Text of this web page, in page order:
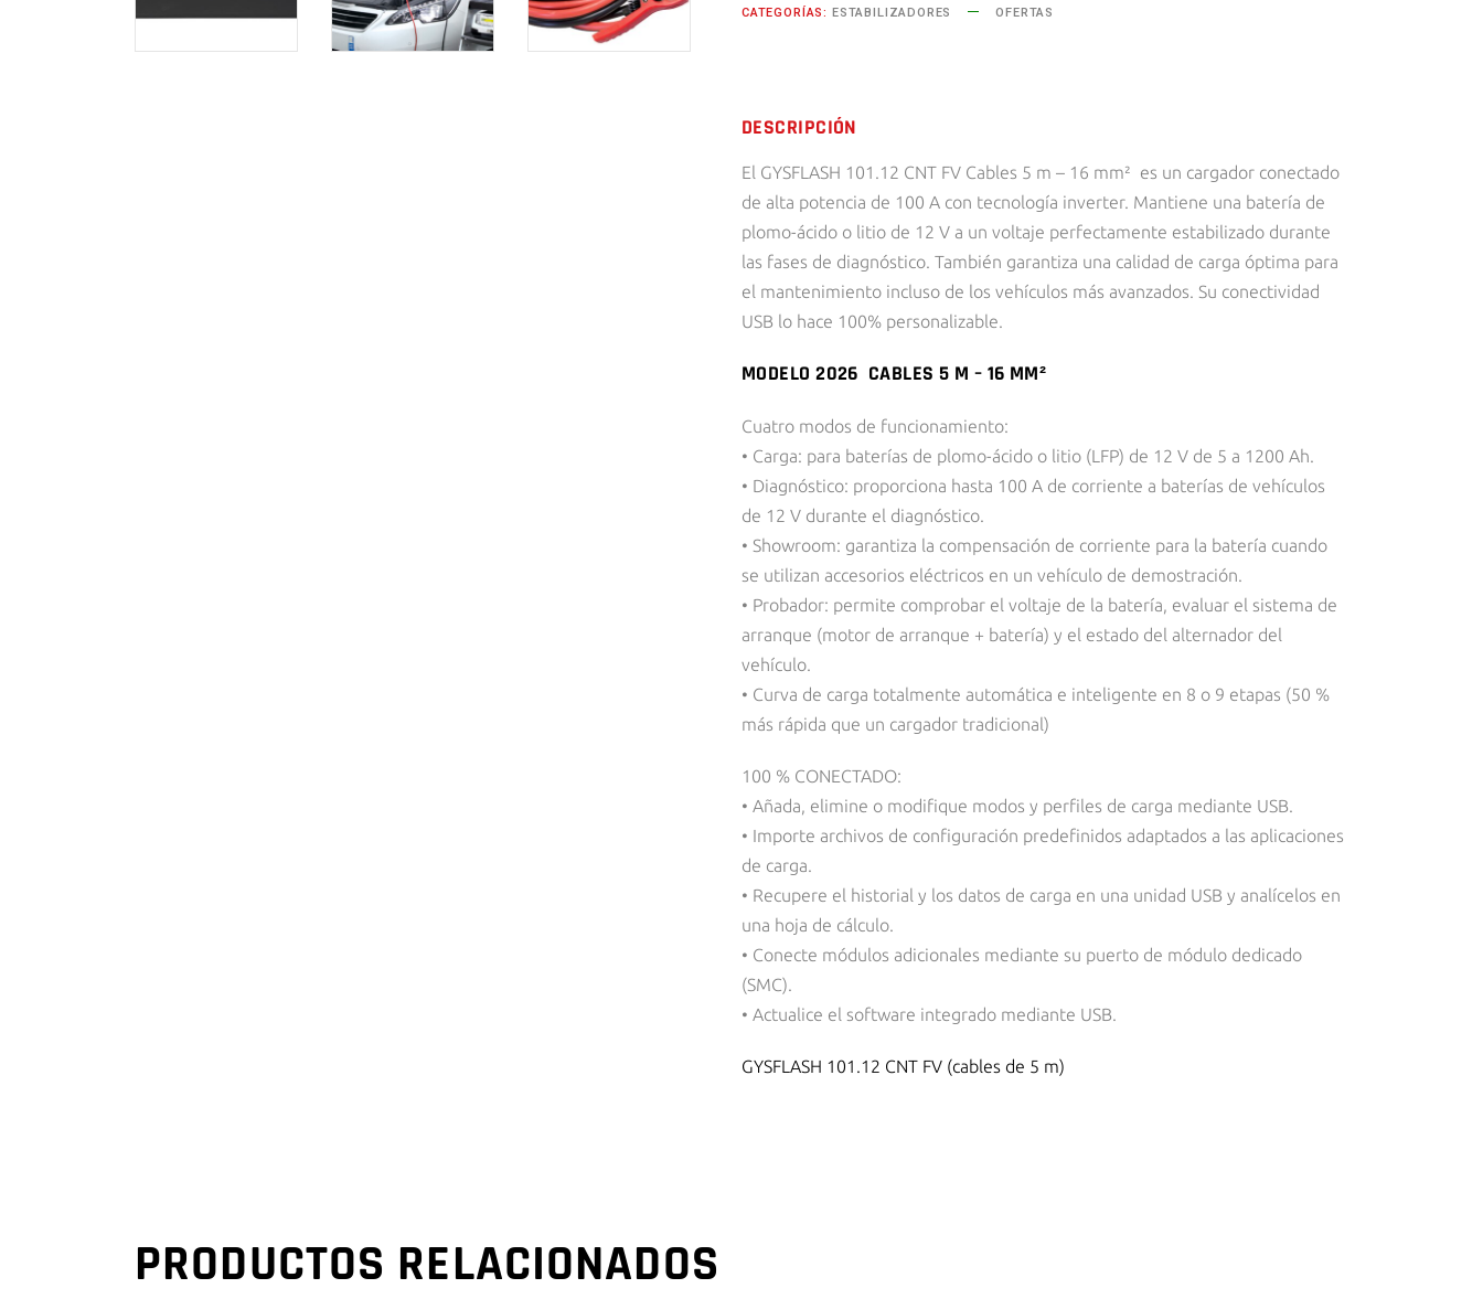
CATEGORÍAS: ESTABILIZADORES OFERTAS
DESCRIPCIÓN
El GYSFLASH 101.12 CNT FV Cables 5 m – 16 mm² es un cargador conectado
de alta potencia de 100 A con tecnología inverter. Mantiene una batería de
plomo-ácido o litio de 12 V a un voltaje perfectamente estabilizado durante
las fases de diagnóstico. También garantiza una calidad de carga óptima para
el mantenimiento incluso de los vehículos más avanzados. Su conectividad
USB lo hace 100% personalizable.
MODELO 2026 CABLES 5 M – 16 MM²
Cuatro modos de funcionamiento:
• Carga: para baterías de plomo-ácido o litio (LFP) de 12 V de 5 a 1200 Ah.
• Diagnóstico: proporciona hasta 100 A de corriente a baterías de vehículos
de 12 V durante el diagnóstico.
• Showroom: garantiza la compensación de corriente para la batería cuando
se utilizan accesorios eléctricos en un vehículo de demostración.
• Probador: permite comprobar el voltaje de la batería, evaluar el sistema de
arranque (motor de arranque + batería) y el estado del alternador del
vehículo.
• Curva de carga totalmente automática e inteligente en 8 o 9 etapas (50 %
más rápida que un cargador tradicional)
100 % CONECTADO:
• Añada, elimine o modifique modos y perfiles de carga mediante USB.
• Importe archivos de configuración predefinidos adaptados a las aplicaciones
de carga.
• Recupere el historial y los datos de carga en una unidad USB y analícelos en
una hoja de cálculo.
• Conecte módulos adicionales mediante su puerto de módulo dedicado
(SMC).
• Actualice el software integrado mediante USB.
GYSFLASH 101.12 CNT FV (cables de 5 m)
PRODUCTOS RELACIONADOS